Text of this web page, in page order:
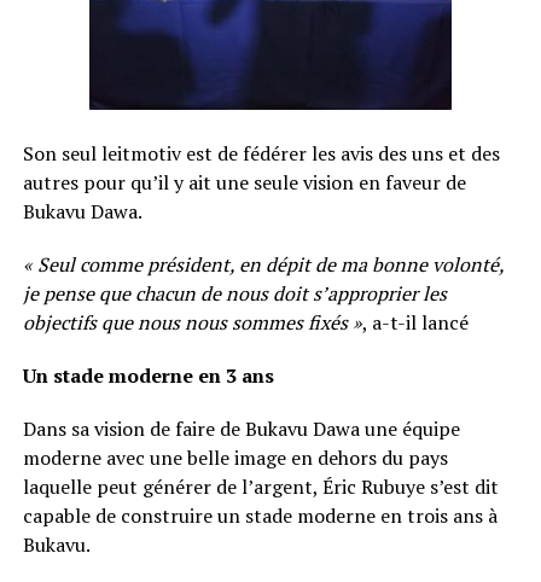
Son seul leitmotiv est de fédérer les avis des uns et des
autres pour qu’il y ait une seule vision en faveur de
Bukavu Dawa.
« Seul comme président, en dépit de ma bonne volonté,
je pense que chacun de nous doit s’approprier les
objectifs que nous nous sommes fixés », a-t-il lancé
Un stade moderne en 3 ans
Dans sa vision de faire de Bukavu Dawa une équipe
moderne avec une belle image en dehors du pays
laquelle peut générer de l’argent, Éric Rubuye s’est dit
capable de construire un stade moderne en trois ans à
Bukavu.